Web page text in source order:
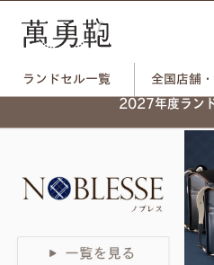
ランドセル一覧
全国店舗
2027年度ラン